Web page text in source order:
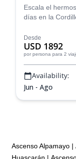
Escala el
días en la
experiencia de
Desde
USD 1892
por persona para 2
Availability:
Jun - Ago
Ascenso Alpamayo |
Huascarán |